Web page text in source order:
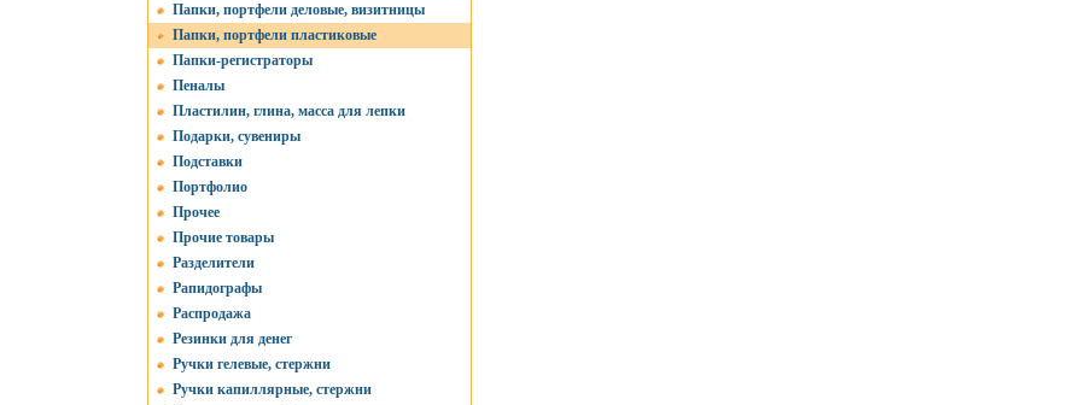
Папки, портфели деловые, визитницы
Папки, портфели пластиковые
Папки-регистраторы
Пеналы
Пластилин, глина, масса для лепки
Подарки, сувениры
Подставки
Портфолио
Прочее
Прочие товары
Разделители
Рапидографы
Распродажа
Резинки для денег
Ручки гелевые, стержни
Ручки капиллярные, стержни